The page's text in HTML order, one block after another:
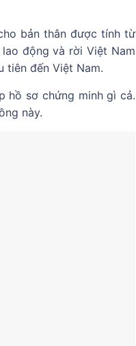
bản thân được tính từ
động và rời Việt Nam
tiên đến Việt Nam.
hồ sơ chứng minh gì cả.
này.